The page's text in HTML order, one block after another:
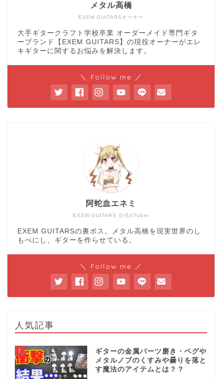
EXEM GUITARSオーナー
メタル高橋
大手ギタークラフト学校卒業 オーダーメイド専門ギタ
ーブランド【EXEM GUITARS】の現役オーナーがエレ
キギターに関するお悩みを解決します。
＼ Follow me ／
EXEM GUITARS 公式VTuber
阿蛇血エネミ
EXEM GUITARSの裏ボス。メタル高橋を現実世界のし
もべにし、ギターを作らせている。
＼ Follow me ／
人気記事
1
ギターの金属パーツ磨き・ペグや
メタルノブのくすみや曇りを落と
す魔法のアイテムとは？？